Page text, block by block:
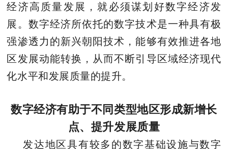
经济高质量发展，就必须谋划好数字经济发
展。数字经济所依托的数字技术是一种具有极
强渗透力的新兴朝阳技术，能够有效推进各地
区发展动能转换，从而不断引导区域经济现代
化水平和发展质量的提升。
数字经济有助于不同类型地区形成新增长
点、提升发展质量
发达地区具有较多的数字基础设施与数字